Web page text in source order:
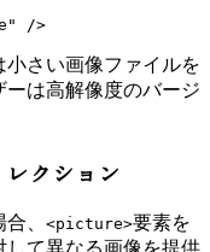
さい画像ファイルを
は高解像度のバージ
クション
、 <picture>要素を
て異なる画像を提供